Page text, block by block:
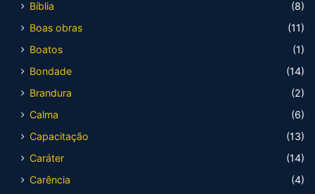
Bíblia
(8)
Boas obras
(11)
Boatos
(1)
Bondade
(14)
Brandura
(2)
Calma
(6)
Capacitação
(13)
Caráter
(14)
Carência
(4)